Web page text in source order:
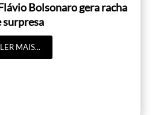
Bolsonaro gera racha
surpresa
LER MAIS...